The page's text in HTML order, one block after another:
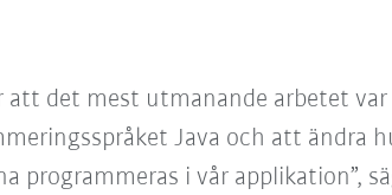
att det mest utmanande arbetet
Java och att ändra
programmeras i vår applikation”,